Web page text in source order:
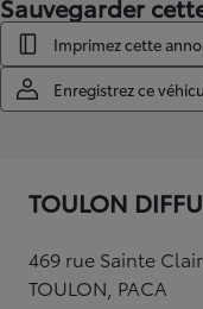
Sauvegarder
Imprimez cette
Enregistrez ce
TOULON
469 rue Sainte
TOULON, PACA